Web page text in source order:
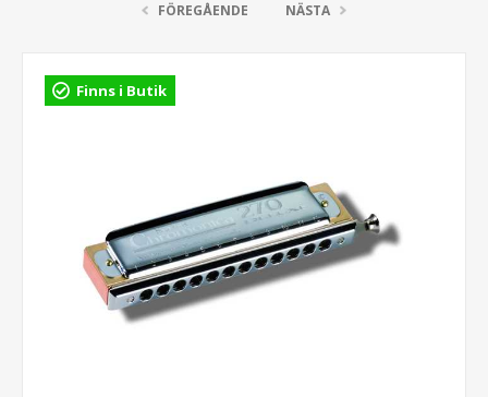
FÖREGÅENDE NÄSTA
Finns i Butik